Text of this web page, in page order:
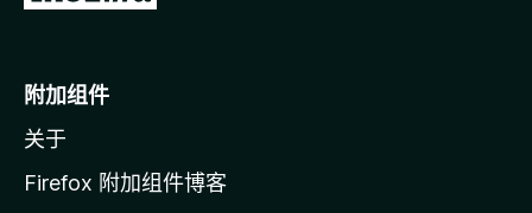
o
i
l
附加组件
关于
Firefox 附加组件博客